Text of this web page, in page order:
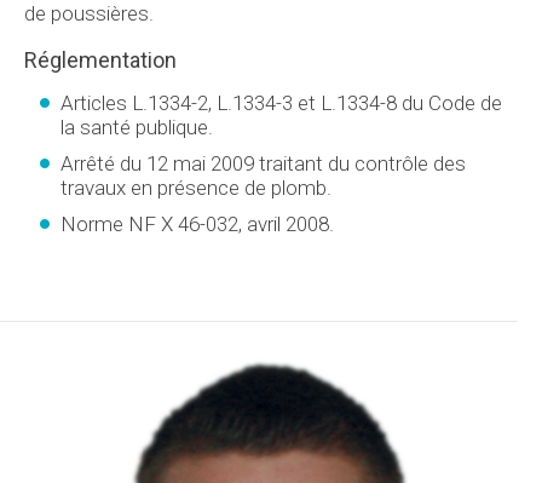
de poussières.
Réglementation
Articles L.1334-2, L.1334-3 et L.1334-8 du Code de
la santé publique.
Arrêté du 12 mai 2009 traitant du contrôle des
travaux en présence de plomb.
Norme NF X 46-032, avril 2008.